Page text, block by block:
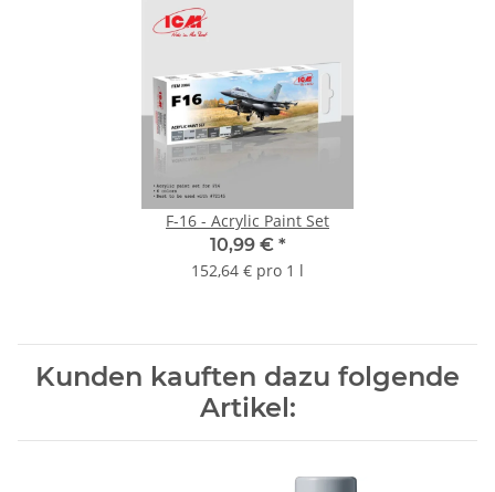
F-16 - Acrylic Paint Set
10,99 € *
152,64 € pro 1 l
Kunden kauften dazu folgende
Artikel: